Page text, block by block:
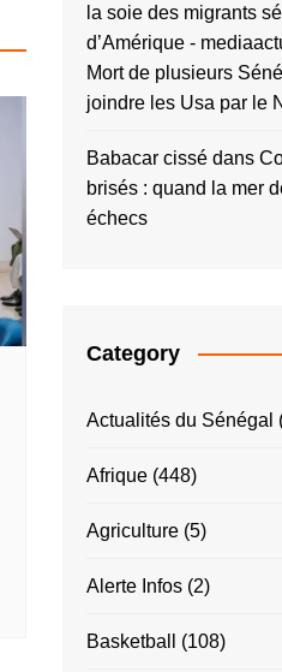
la soie des migrants
d’Amérique -
Mort de plusieurs
joindre les Usa par le
Babacar cissé dans
brisés : quand la mer
échecs
Category
Actualités du Sénégal
Afrique (448)
Agriculture (5)
Alerte Infos (2)
Basketball (108)